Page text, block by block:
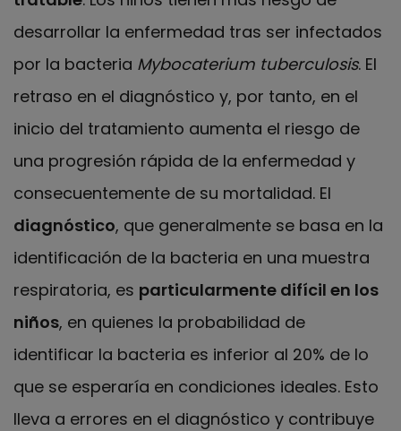
desarrollar la enfermedad tras ser infectados
por la bacteria Mybocaterium tuberculosis. El
retraso en el diagnóstico y, por tanto, en el
inicio del tratamiento aumenta el riesgo de
una progresión rápida de la enfermedad y
consecuentemente de su mortalidad. El
diagnóstico, que generalmente se basa en la
identificación de la bacteria en una muestra
respiratoria, es particularmente difícil en los
niños, en quienes la probabilidad de
identificar la bacteria es inferior al 20% de lo
que se esperaría en condiciones ideales. Esto
lleva a errores en el diagnóstico y contribuye